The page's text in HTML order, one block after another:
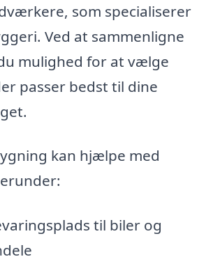
som specialiserer
Ved at sammenligne
mulighed for at vælge
passer bedst til dine
kan hjælpe med
til biler og